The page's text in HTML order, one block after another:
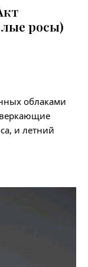
росы)
облаками
и летний